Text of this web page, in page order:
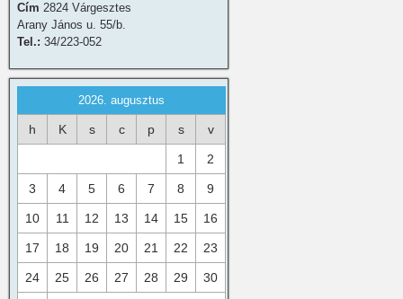
Cím 2824 Várgesztes
Arany János u. 55/b.
Tel.: 34/223-052
2026. augusztus
h K s c p s v
1 2
3 4 5 6 7 8 9
10 11 12 13 14 15 16
17 18 19 20 21 22 23
24 25 26 27 28 29 30